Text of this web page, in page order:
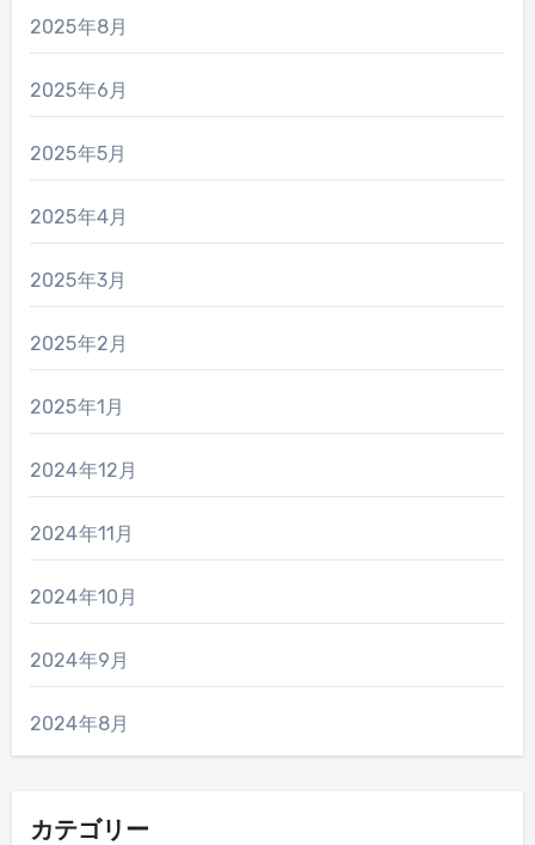
2025年8月
2025年6月
2025年5月
2025年4月
2025年3月
2025年2月
2025年1月
2024年12月
2024年11月
2024年10月
2024年9月
2024年8月
カテゴリー